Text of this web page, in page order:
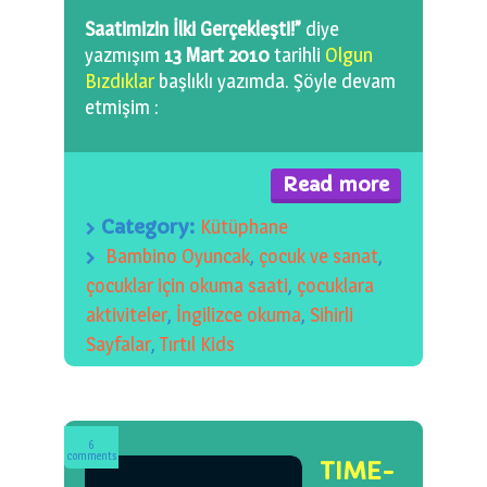
0 km.Bızdıklar Yazılarım
Filmlerimiz
Hadi Bize Yazın
Saatimizin İlki Gerçekleşti!” diye
yazmışım 13 Mart 2010tarihli Olgun
Bızdıklarbaşlıklı yazımda. Şöyle devam
etmişim :
Read more
Category: Kütüphane
Bambino Oyuncak, çocuk ve sanat,
çocuklar için okuma saati, çocuklara
aktiviteler, İngilizce okuma, Sihirli
Sayfalar,Tırtıl Kids
6
comments
TIME-